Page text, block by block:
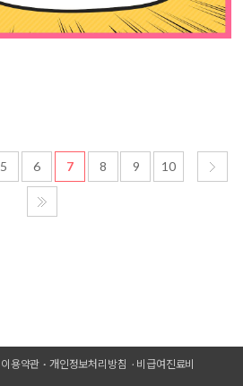
5 6 7 8 9 10
이용약관 개인정보처리방침 비급여진료비